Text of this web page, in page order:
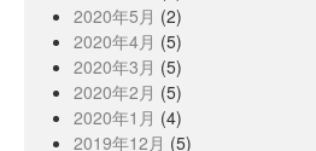
2020年5月 (2)
2020年4月 (5)
2020年3月 (5)
2020年2月 (5)
2020年1月 (4)
2019年12月 (5)